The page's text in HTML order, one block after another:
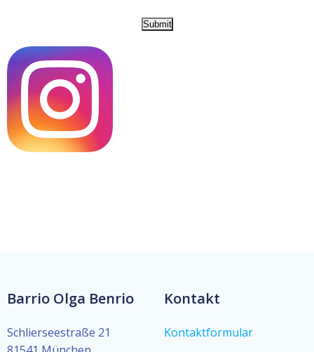
Barrio Olga Benrio
Schlierseestraße 21
Kontakt
Kontaktformular